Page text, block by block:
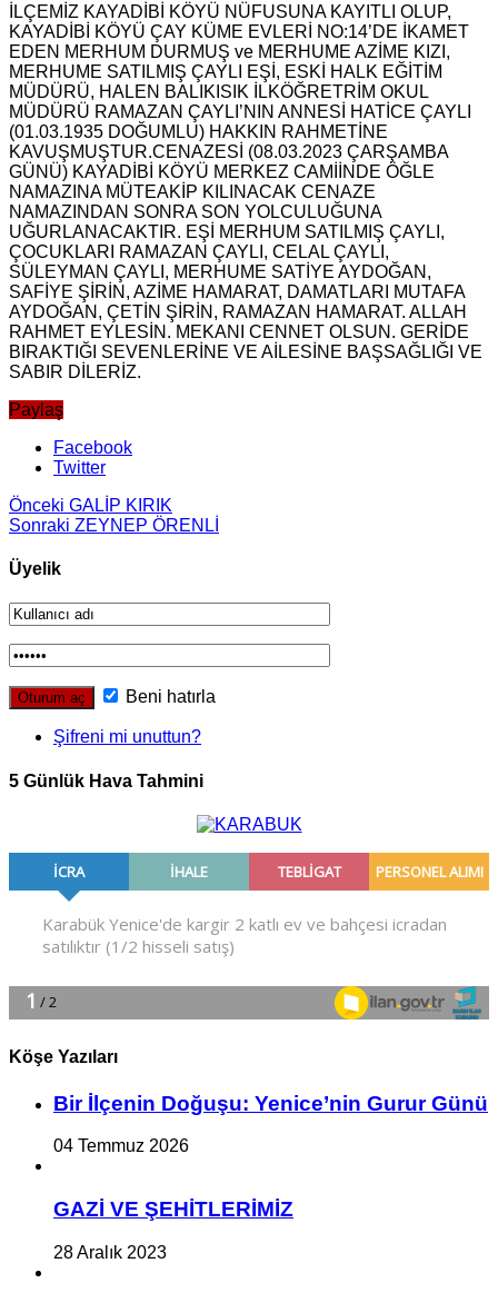
İLÇEMİZ KAYADİBİ KÖYÜ NÜFUSUNA KAYITLI OLUP,
KAYADİBİ KÖYÜ ÇAY KÜME EVLERİ NO:14’DE İKAMET
EDEN MERHUM DURMUŞ ve MERHUME AZİME KIZI,
MERHUME SATILMIŞ ÇAYLI EŞİ, ESKİ HALK EĞİTİM
MÜDÜRÜ, HALEN BALIKISIK İLKÖĞRETRİM OKUL
MÜDÜRÜ RAMAZAN ÇAYLI’NIN ANNESİ HATİCE ÇAYLI
(01.03.1935 DOĞUMLU) HAKKIN RAHMETİNE
KAVUŞMUŞTUR.CENAZESİ (08.03.2023 ÇARŞAMBA
GÜNÜ) KAYADİBİ KÖYÜ MERKEZ CAMİİNDE ÖĞLE
NAMAZINA MÜTEAKİP KILINACAK CENAZE
NAMAZINDAN SONRA SON YOLCULUĞUNA
UĞURLANACAKTIR. EŞİ MERHUM SATILMIŞ ÇAYLI,
ÇOCUKLARI RAMAZAN ÇAYLI, CELAL ÇAYLI,
SÜLEYMAN ÇAYLI, MERHUME SATİYE AYDOĞAN,
SAFİYE ŞİRİN, AZİME HAMARAT, DAMATLARI MUTAFA
AYDOĞAN, ÇETİN ŞİRİN, RAMAZAN HAMARAT. ALLAH
RAHMET EYLESİN. MEKANI CENNET OLSUN. GERİDE
BIRAKTIĞI SEVENLERİNE VE AİLESİNE BAŞSAĞLIĞI VE
SABIR DİLERİZ.
Paylaş
Facebook
Twitter
Önceki GALİP KIRIK
Sonraki ZEYNEP ÖRENLİ
Üyelik
Beni hatırla
Şifreni mi unuttun?
5 Günlük Hava Tahmini
Köşe Yazıları
Bir İlçe­nin Do­ğu­şu: Ye­ni­ce’nin Gurur Günü
04 Temmuz 2026
GAZİ VE ŞEHİTLERİMİZ
28 Aralık 2023